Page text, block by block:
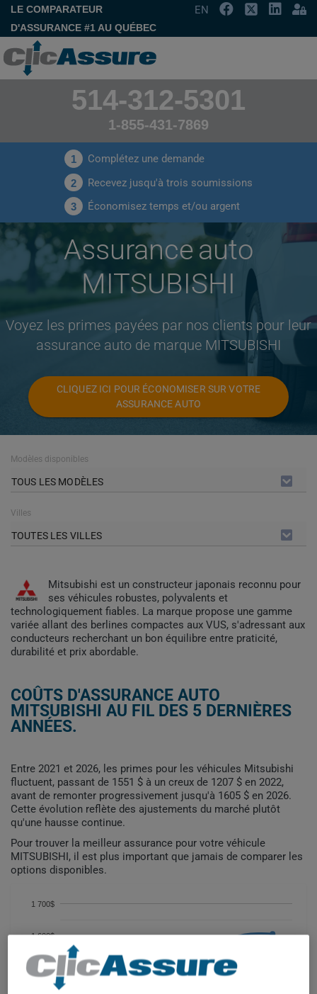
LE COMPARATEUR
D'ASSURANCE #1 AU QUÉBEC
EN
514-312-5301
1-855-431-7869
1 Complétez une demande
2 Recevez jusqu'à trois soumissions
3 Économisez temps et/ou argent
Assurance auto
MITSUBISHI
Voyez les primes payées par nos clients pour leur
assurance auto de marque MITSUBISHI
CLIQUEZ ICI POUR ÉCONOMISER SUR VOTRE
ASSURANCE AUTO
Modèles disponibles
TOUS LES MODÈLES
Villes
TOUTES LES VILLES
Mitsubishi est un constructeur japonais reconnu pour
ses véhicules robustes, polyvalents et
technologiquement fiables. La marque propose une gamme
variée allant des berlines compactes aux VUS, s'adressant aux
conducteurs recherchant un bon équilibre entre praticité,
durabilité et prix abordable.
COÛTS D'ASSURANCE AUTO
MITSUBISHI AU FIL DES 5 DERNIÈRES
ANNÉES.
Entre 2021 et 2026, les primes pour les véhicules Mitsubishi
fluctuent, passant de 1551 $ à un creux de 1207 $ en 2022,
avant de remonter progressivement jusqu'à 1605 $ en 2026.
Cette évolution reflète des ajustements du marché plutôt
qu'une hausse continue.
Pour trouver la meilleur assurance pour votre véhicule
MITSUBISHI, il est plus important que jamais de comparer les
options disponibles.
1 500$
1 600$
1 700$